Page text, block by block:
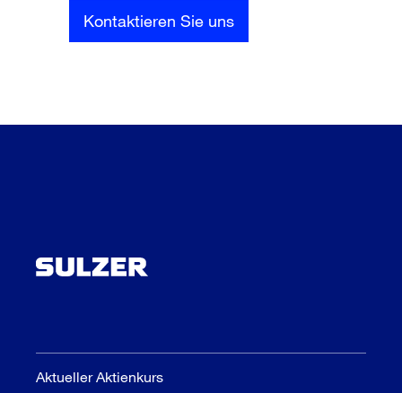
Kontaktieren Sie uns
Aktueller Aktienkurs